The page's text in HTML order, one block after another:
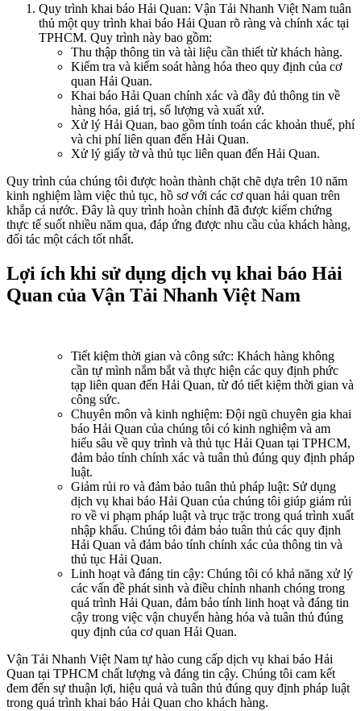
Quy trình khai báo Hải Quan: Vận Tải Nhanh Việt Nam tuân
thủ một quy trình khai báo Hải Quan rõ ràng và chính xác tại
TPHCM. Quy trình này bao gồm:
Thu thập thông tin và tài liệu cần thiết từ khách hàng.
Kiểm tra và kiểm soát hàng hóa theo quy định của cơ
quan Hải Quan.
Khai báo Hải Quan chính xác và đầy đủ thông tin về
hàng hóa, giá trị, số lượng và xuất xứ.
Xử lý Hải Quan, bao gồm tính toán các khoản thuế, phí
và chi phí liên quan đến Hải Quan.
Xử lý giấy tờ và thủ tục liên quan đến Hải Quan.
Quy trình của chúng tôi được hoàn thành chặt chẽ dựa trên 10 năm
kinh nghiệm làm việc thủ tục, hồ sơ với các cơ quan hải quan trên
khắp cả nước. Đây là quy trình hoàn chỉnh đã được kiểm chứng
thực tế suốt nhiều năm qua, đáp ứng được nhu cầu của khách hàng,
đối tác một cách tốt nhất.
Lợi ích khi sử dụng dịch vụ khai báo Hải
Quan của Vận Tải Nhanh Việt Nam
Tiết kiệm thời gian và công sức: Khách hàng không
cần tự mình nắm bắt và thực hiện các quy định phức
tạp liên quan đến Hải Quan, từ đó tiết kiệm thời gian và
công sức.
Chuyên môn và kinh nghiệm: Đội ngũ chuyên gia khai
báo Hải Quan của chúng tôi có kinh nghiệm và am
hiểu sâu về quy trình và thủ tục Hải Quan tại TPHCM,
đảm bảo tính chính xác và tuân thủ đúng quy định pháp
luật.
Giảm rủi ro và đảm bảo tuân thủ pháp luật: Sử dụng
dịch vụ khai báo Hải Quan của chúng tôi giúp giảm rủi
ro về vi phạm pháp luật và trục trặc trong quá trình xuất
nhập khẩu. Chúng tôi đảm bảo tuân thủ các quy định
Hải Quan và đảm bảo tính chính xác của thông tin và
thủ tục Hải Quan.
Linh hoạt và đáng tin cậy: Chúng tôi có khả năng xử lý
các vấn đề phát sinh và điều chỉnh nhanh chóng trong
quá trình Hải Quan, đảm bảo tính linh hoạt và đáng tin
cậy trong việc vận chuyển hàng hóa và tuân thủ đúng
quy định của cơ quan Hải Quan.
Vận Tải Nhanh Việt Nam tự hào cung cấp dịch vụ khai báo Hải
Quan tại TPHCM chất lượng và đáng tin cậy. Chúng tôi cam kết
đem đến sự thuận lợi, hiệu quả và tuân thủ đúng quy định pháp luật
trong quá trình khai báo Hải Quan cho khách hàng.